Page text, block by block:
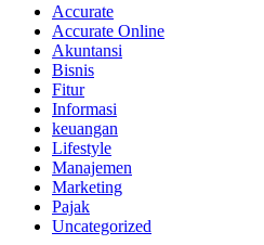
Accurate
Accurate Online
Akuntansi
Bisnis
Fitur
Informasi
keuangan
Lifestyle
Manajemen
Marketing
Pajak
Uncategorized